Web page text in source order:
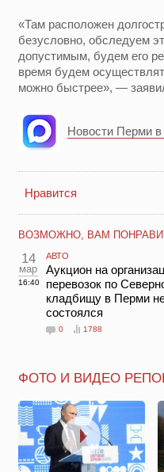
«Там расположен
безусловно, обследуем
допустимым, будем его
время будем
можно быстрее», —
Новости Перми
Нравится
ВОЗМОЖНО, ВАМ
14
мар
16:40
АВТО
Аукцион на
перевозок по
кладбищу в Перми
состоялся
0 1788
ФОТО И ВИДЕО